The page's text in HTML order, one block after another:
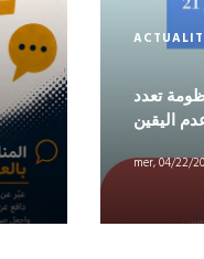
تعدد
mer, 04/22/